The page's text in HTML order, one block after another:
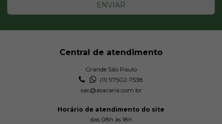
ENVIAR
Central de atendimento
Grande São Paulo
(11) 97502-7538
sac@asacaria.com.br
Horário de atendimento do site
das 08h às 18h